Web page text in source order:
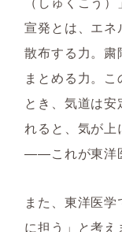
宣発とは、エネ
散布する力。粛
まとめる力。
とき、気道は
れると、気が上
——これが東洋
また、東洋医
に担う」と考